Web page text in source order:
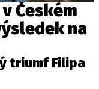
Českém
na
triumf Filipa